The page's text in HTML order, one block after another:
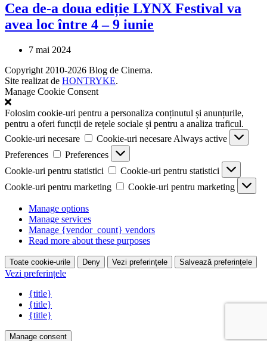
Cea de-a doua ediție LYNX Festival va
avea loc între 4 – 9 iunie
7 mai 2024
Copyright 2010-2026 Blog de Cinema.
Site realizat de HONTRYKE.
Manage Cookie Consent
Folosim cookie-uri pentru a personaliza conținutul și anunțurile,
pentru a oferi funcții de rețele sociale și pentru a analiza traficul.
Cookie-uri necesare
Cookie-uri necesare Always active
Preferences
Preferences
Cookie-uri pentru statistici
Cookie-uri pentru statistici
Cookie-uri pentru marketing
Cookie-uri pentru marketing
Manage options
Manage services
Manage {vendor_count} vendors
Read more about these purposes
Toate cookie-urile Deny Vezi preferințele Salvează preferințele
Vezi preferințele
{title}
{title}
{title}
Manage consent